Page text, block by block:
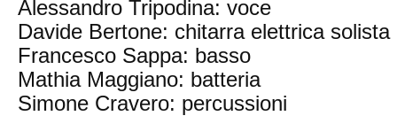
Alessandro Tripodina: voce
Davide Bertone: chitarra elettrica solista
Francesco Sappa: basso
Mathia Maggiano: batteria
Simone Cravero: percussioni